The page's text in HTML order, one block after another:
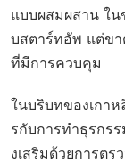
แบบผสมผสาน ใ
บสตาร์ทอัพ แต่ข
ที่มีการควบคุม
ในบริบทของเกา
รกับการทำธุรกร
งเสริมด้วยการต